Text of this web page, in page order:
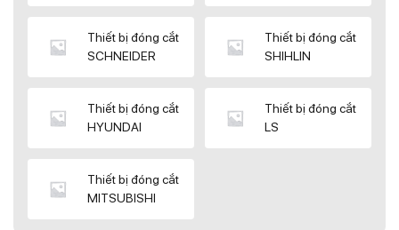
Thiết bị đóng cắt
SCHNEIDER
Thiết bị đóng cắt
SHIHLIN
Thiết bị đóng cắt
HYUNDAI
Thiết bị đóng cắt
LS
Thiết bị đóng cắt
MITSUBISHI